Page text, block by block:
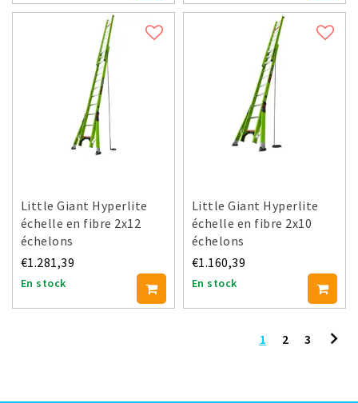
Little Giant Hyperlite
échelle en fibre 2x12
échelons
€1.281,39
En stock
Little Giant Hyperlite
échelle en fibre 2x10
échelons
€1.160,39
En stock
1 2 3